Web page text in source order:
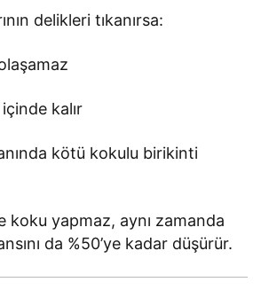
delikleri tıkanırsa:
kalır
kötü kokulu birikinti
koku yapmaz, aynı zamanda
da %50’ye kadar düşürür.